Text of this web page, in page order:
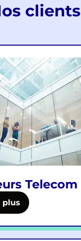
clients
Telecom
plus